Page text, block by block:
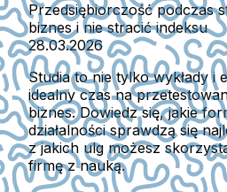
Przedsiębiorczość podczas
biznes i nie stracić indeksu
28.03.2026
Studia to nie tylko wykłady i
idealny czas na
biznes. Dowiedz się, jakie
działalności sprawdzą się
z jakich ulg możesz
firmę z nauką.